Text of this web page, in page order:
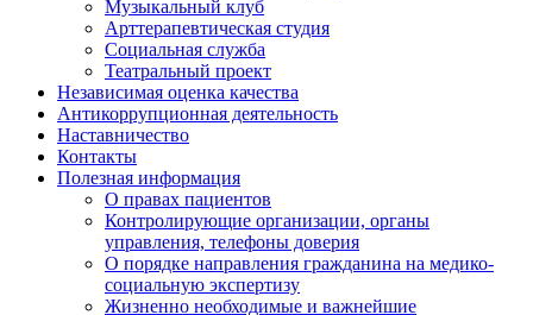
Музыкальный клуб
Арттерапевтическая студия
Социальная служба
Театральный проект
Независимая оценка качества
Антикоррупционная деятельность
Наставничество
Контакты
Полезная информация
О правах пациентов
Контролирующие организации, органы
управления, телефоны доверия
О порядке направления гражданина на медико-
социальную экспертизу
Жизненно необходимые и важнейшие